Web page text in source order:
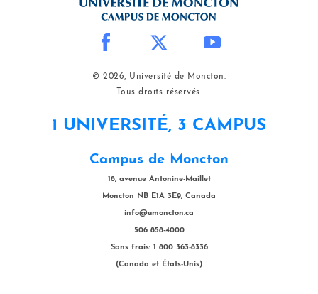
© 2026, Université de Moncton.
Tous droits réservés.
1 UNIVERSITÉ, 3 CAMPUS
Campus de Moncton
18, avenue Antonine-Maillet
Moncton NB E1A 3E9, Canada
info@umoncton.ca
506 858-4000
Sans frais: 1 800 363-8336
(Canada et États-Unis)